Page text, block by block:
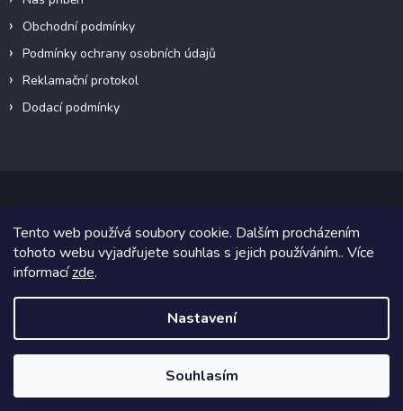
Tento web používá soubory cookie. Dalším procházením
tohoto webu vyjadřujete souhlas s jejich používáním.. Více
informacízde.
Nastavení
Souhlasím
Obchodní podmínky
Podmínky ochrany osobních údajů
Reklamační protokol
Dodací podmínky
Copyright 2026VeteránMoto s.r.o.. Všechna práva vyhrazena.
Grafický návrh vytvořil a na Shoptet implementoval
Shoptetak.cz.
Vytvořil Shoptet